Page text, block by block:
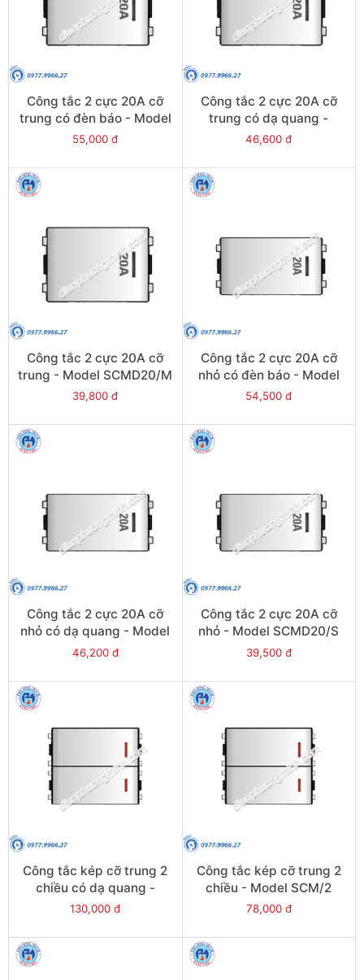
Công tắc 2 cực 20A cỡ
trung có đèn báo - Model
SCMD20/NM
55,000 đ
Công tắc 2 cực 20A cỡ
trung có dạ quang -
Model SCMD20/FM
46,600 đ
Công tắc 2 cực 20A cỡ
trung - Model SCMD20/M
39,800 đ
Công tắc 2 cực 20A cỡ
nhỏ có đèn báo - Model
SCMD20/NS
54,500 đ
Công tắc 2 cực 20A cỡ
nhỏ có dạ quang - Model
SCMD20/FS
46,200 đ
Công tắc 2 cực 20A cỡ
nhỏ - Model SCMD20/S
39,500 đ
Công tắc kép cỡ trung 2
chiều có dạ quang -
Model SCM/2/F
130,000 đ
Công tắc kép cỡ trung 2
chiều - Model SCM/2
78,000 đ